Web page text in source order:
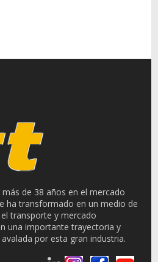
de 38 años en el mercado
ha transformado en un medio de
transporte y mercado
una importante trayectoria y
por esta gran industria.